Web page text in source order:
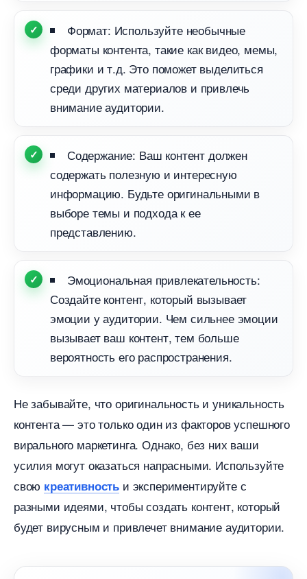
Формат: Используйте необычные
форматы контента, такие как видео, мемы,
рафики и т.д. Это поможет выделиться
среди других материалов и привлечь
нимание аудитории.
Содержание: Ваш контент должен
содержать полезную и интересную
информацию. Будьте оригинальными
ыборе темы и подхода к ее
представлению.
Эмоциональная привлекательность:
Создайте контент, который вызывает
эмоции у аудитории. Чем сильнее эмоции
ызывает ваш контент, тем больше
ероятность его распространения.
Не забывайте, что оригинальность и уникальность
контента — это только один из факторов успешного
ирального маркетинга. Однако, без них ваши
усилия могут оказаться напрасными. Используйте
свою креативность и экспериментируйте с
разными идеями, чтобы создать контент, который
удет вирусным и привлечет внимание аудитории.